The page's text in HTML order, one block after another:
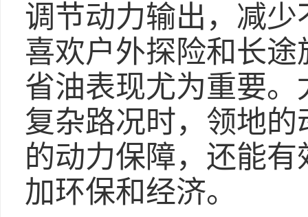
调节动力输出，减
喜欢户外探险和长
省油表现尤为重要
复杂路况时，领地
的动力保障，还能
加环保和经济。